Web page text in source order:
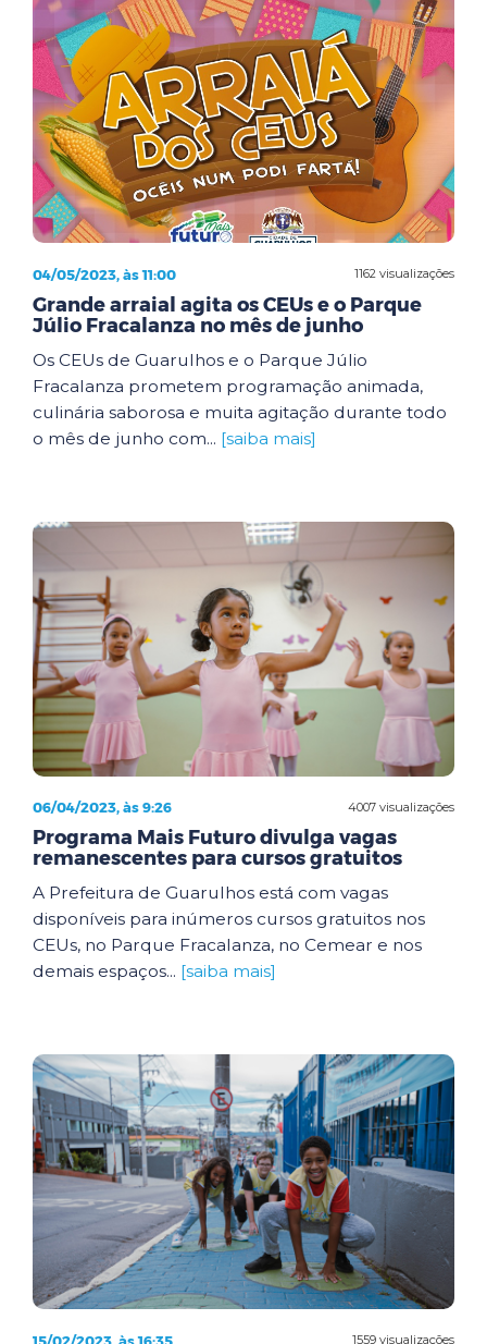
1162 visualizações
04/05/2023, às 11:00
Grande arraial agita os CEUs e o Parque
Júlio Fracalanza no mês de junho
Os CEUs de Guarulhos e o Parque Júlio
Fracalanza prometem programação animada,
culinária saborosa e muita agitação durante todo
o mês de junho com... [saiba mais]
4007 visualizações
06/04/2023, às 9:26
Programa Mais Futuro divulga vagas
remanescentes para cursos gratuitos
A Prefeitura de Guarulhos está com vagas
disponíveis para inúmeros cursos gratuitos nos
CEUs, no Parque Fracalanza, no Cemear e nos
demais espaços... [saiba mais]
1559 visualizações
15/02/2023, às 16:35